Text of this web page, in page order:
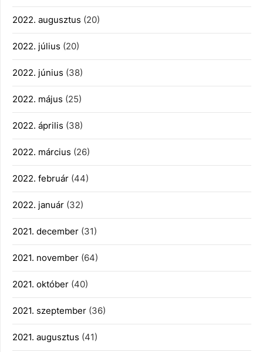
2022. augusztus (20)
2022. július (20)
2022. június (38)
2022. május (25)
2022. április (38)
2022. március (26)
2022. február (44)
2022. január (32)
2021. december (31)
2021. november (64)
2021. október (40)
2021. szeptember (36)
2021. augusztus (41)